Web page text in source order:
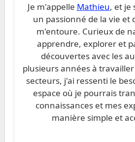
Je m'appelle Mathieu, et je
un passionné de la vie et
m'entoure. Curieux de
apprendre, explorer et
découvertes avec les
plusieurs années à
secteurs, j'ai ressenti le
espace où je pourrais
connaissances et mes
manière simple et